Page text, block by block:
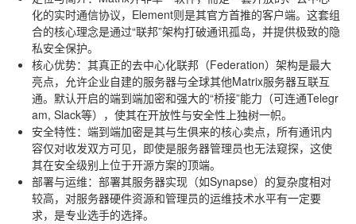
化的实时通信协议，Element则是其官方首推的客户端。这套组
合的核心理念是通过“联邦”架构打破通讯孤岛，并提供极致的隐
私安全保护。
核心优势：其真正的去中心化联邦（Federation）架构是最大
亮点，允许企业自建的服务器与全球其他Matrix服务器互联互
通。默认开启的端到端加密和强大的“桥接”能力（可连通Telegr
am, Slack等），使其在开放性与安全性上独树一帜。
安全特性：端到端加密是其与生俱来的核心卖点，所有通讯内
容仅对收发双方可见，即使是服务器管理员也无法窥探，这使
其在安全级别上位于开源方案的顶端。
部署与运维：部署其服务器实现（如Synapse）的复杂度相对
较高，对服务器硬件资源和管理员的运维技术水平有一定要
求，是专业选手的选择。